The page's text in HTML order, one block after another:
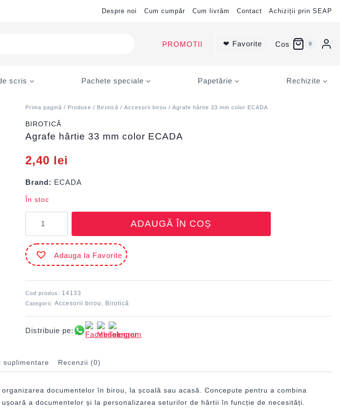
Despre noi Cum cumpăr Cum livrăm Contact Achiziții prin SEAP
PROMOTII ❤ Favorite Cos 0
scris Pachete speciale Papetărie Rechizite
Prima pagină / Produse / Birotică /Accesorii birou / Agrafe hârtie 33 mm color ECADA
BIROTICĂ
Agrafe hârtie 33 mm color ECADA
2,40 lei
Brand: ECADA
În stoc
Agrafe
hârtie
33
mm
color
ADAUGĂ ÎN COȘ
Adauga la Favorite
Cod produs: 14133
Categorii:Accesorii birou Birotică
Distribuie pe:
suplimentare Recenzii (0)
documentelor în birou, la școală sau acasă. Concepute pentru a combina
a documentelor și la personalizarea seturilor de hârtii în funcție de necesități.